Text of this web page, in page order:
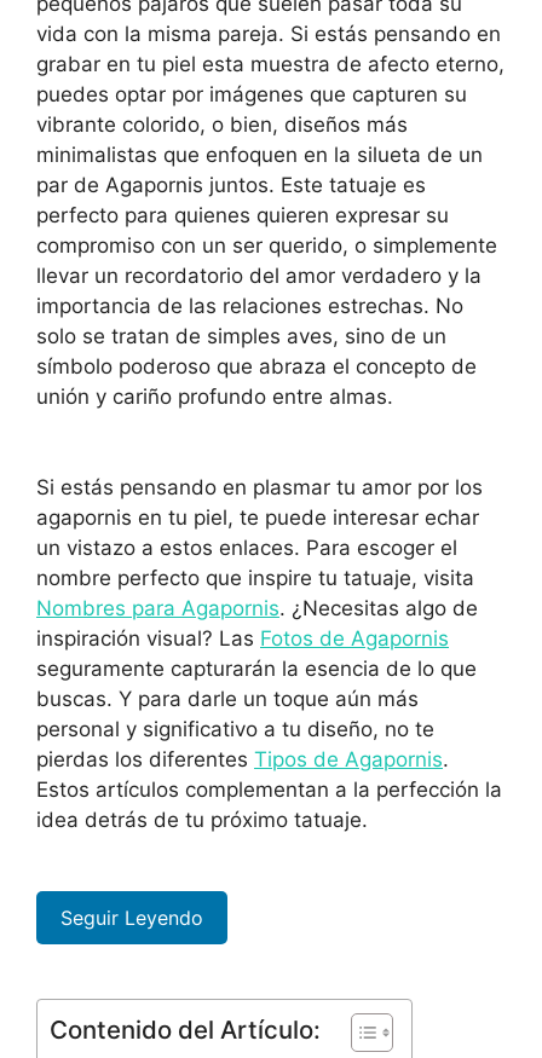
vida con la misma pareja. Si estás pensando en
grabar en tu piel esta muestra de afecto eterno,
puedes optar por imágenes que capturen su
vibrante colorido, o bien, diseños más
minimalistas que enfoquen en la silueta de un
par de Agapornis juntos. Este tatuaje es
perfecto para quienes quieren expresar su
compromiso con un ser querido, o simplemente
llevar un recordatorio del amor verdadero y la
importancia de las relaciones estrechas. No
solo se tratan de simples aves, sino de un
símbolo poderoso que abraza el concepto de
unión y cariño profundo entre almas.
Si estás pensando en plasmar tu amor por los
agapornis en tu piel, te puede interesar echar
un vistazo a estos enlaces. Para escoger el
nombre perfecto que inspire tu tatuaje, visita
Nombres para Agapornis. ¿Necesitas algo de
inspiración visual? Las Fotos de Agapornis
seguramente capturarán la esencia de lo que
buscas. Y para darle un toque aún más
personal y significativo a tu diseño, no te
pierdas los diferentes Tipos de Agapornis.
Estos artículos complementan a la perfección la
idea detrás de tu próximo tatuaje.
Seguir Leyendo
Contenido del Artículo: